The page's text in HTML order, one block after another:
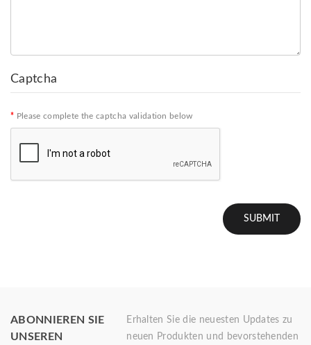
Captcha
Please complete the captcha validation below
ABONNIEREN SIE
UNSEREN
Erhalten Sie die neuesten Updates zu
neuen Produkten und bevorstehenden